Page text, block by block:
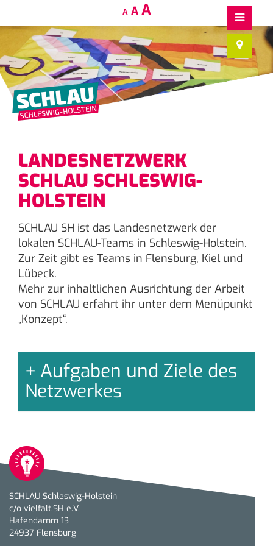
A
Decrease
font
size.
A Reset
size.
AIncrease
font
size.
LANDESNETZWERK
SCHLAU SCHLESWIG-
HOLSTEIN
SCHLAU SH ist das Landesnetzwerk der
lokalen SCHLAU-Teams in Schleswig-Holstein.
Zur Zeit gibt es Teams in Flensburg, Kiel und
Lübeck.
Mehr zur inhaltlichen Ausrichtung der Arbeit
von SCHLAU erfahrt ihr unter dem Menüpunkt
„Konzept“.
Aufgaben und Ziele des
Netzwerkes
SCHLAU Schleswig-Holstein
c/o vielfalt.SH e.V.
Hafendamm 13
24937 Flensburg